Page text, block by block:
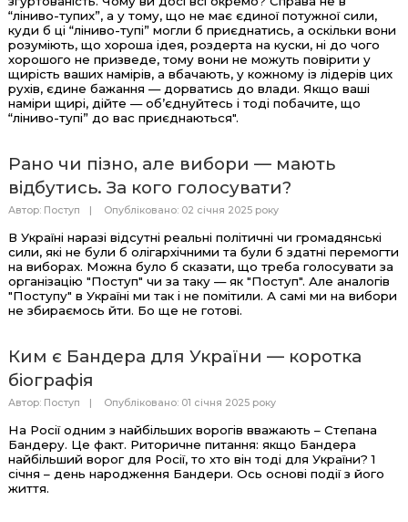
“ліниво-тупих”, а у тому, що не має єдиної потужної сили,
куди б ці “ліниво-тупі” могли б приєднатись, а оскільки вони
розуміють, що хороша ідея, роздерта на куски, ні до чого
хорошого не призведе, тому вони не можуть повірити у
щирість ваших намірів, а вбачають, у кожному із лідерів цих
рухів, єдине бажання — дорватись до влади. Якщо ваші
наміри щирі, дійте — об’єднуйтесь і тоді побачите, що
“ліниво-тупі” до вас приєднаються".
Рано чи пізно, але вибори — мають
відбутись. За кого голосувати?
Автор: Поступ Опубліковано: 02 січня 2025 року
В Україні наразі відсутні реальні політичні чи громадянські
сили, які не були б олігархічними та були б здатні перемогти
на виборах. Можна було б сказати, що треба голосувати за
організацію "Поступ" чи за таку — як "Поступ". Але аналогів
"Поступу" в Україні ми так і не помітили. А самі ми на вибори
не збираємось йти. Бо ще не готові.
Ким є Бандера для України — коротка
біографія
Автор: Поступ Опубліковано: 01 січня 2025 року
На Росії одним з найбільших ворогів вважають – Степана
Бандеру. Це факт. Риторичне питання: якщо Бандера
найбільший ворог для Росії, то хто він тоді для України? 1
січня – день народження Бандери. Ось основі події з його
життя.